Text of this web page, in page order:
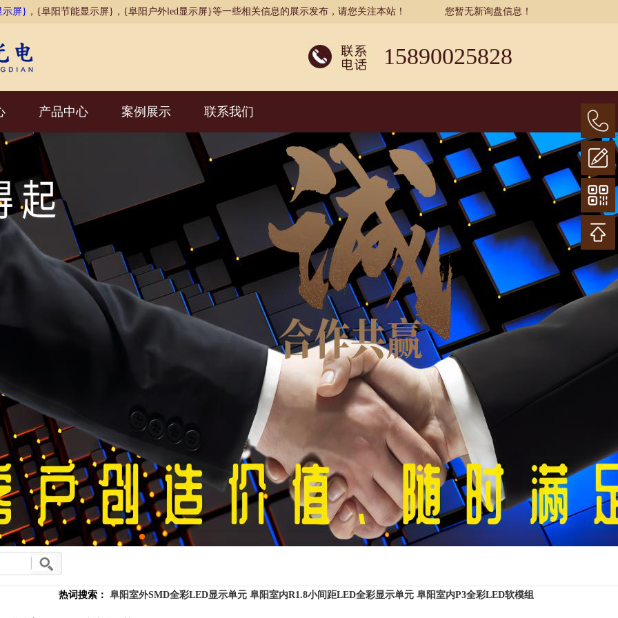
示屏} ，{阜阳节能显示屏}，{阜阳户外led显示屏}等一些相关信息的展示发布，请您关注本站！ 您暂无新询盘信息！
15890025828
产品中心 案例展示 联系我们
热词搜索： 阜阳室外SMD全彩LED显示单元 阜阳室内R1.8小间距LED全彩显示单元 阜阳室内P3全彩LED软模组